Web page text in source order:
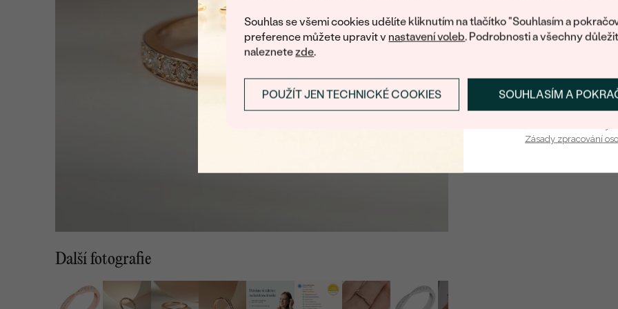
Souhlas se všemi cookies udělíte kliknutím na tlačítko "Souhlasím a
preference můžete upravit v nastavení voleb. Podrobnosti a všechny
naleznetezde.
SOUHLASÍM A
POUŽÍT JEN TECHNICKÉ COOKIES
Další fotografie
ROZMĚRY:
BARVA:
TVAR : PŘIHLÁSIT SE A
Zásady zpracování